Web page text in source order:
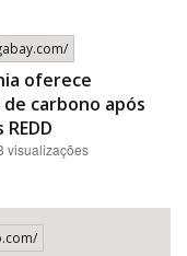
oferece
carbono após
visualizações